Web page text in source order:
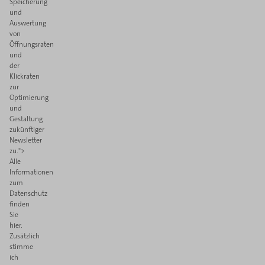
und
Auswertung
von
Öffnungsraten
und
der
Klickraten
zur
Optimierung
und
Gestaltung
zukünftiger
Newsletter
zu.">
Alle
Informationen
zum
Datenschutz
finden
Sie
hier.
Zusätzlich
stimme
ich